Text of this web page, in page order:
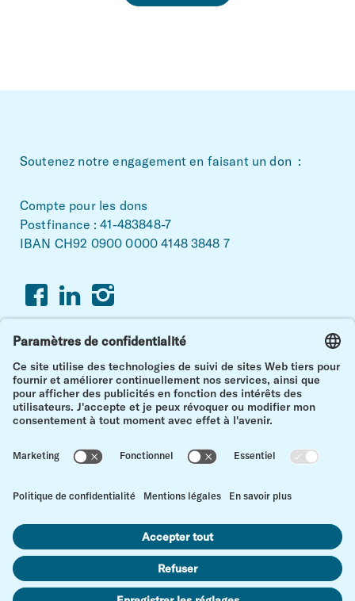
Soutenez notre engagement en faisant un don :
Compte pour les dons
Postfinance : 41-483848-7
IBAN CH92 0900 0000 4148 3848 7
FacebookLinkedinInstagram
Ensemble, plus forts.
Pour une vie avec et après un cancer de l’enfant.
en